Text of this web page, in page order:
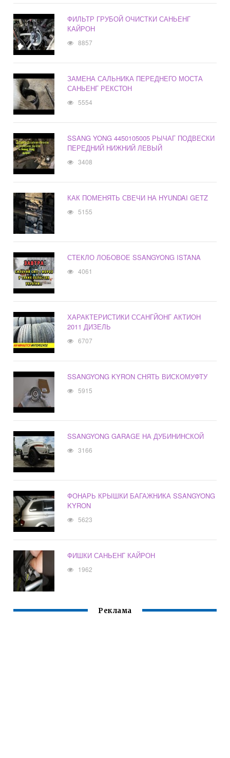
ФИЛЬТР ГРУБОЙ ОЧИСТКИ САНЬЕНГ
КАЙРОН
8857
ЗАМЕНА САЛЬНИКА ПЕРЕДНЕГО МОСТА
САНЬЕНГ РЕКСТОН
5554
SSANG YONG 4450105005 РЫЧАГ ПОДВЕСКИ
ПЕРЕДНИЙ НИЖНИЙ ЛЕВЫЙ
3408
КАК ПОМЕНЯТЬ СВЕЧИ НА HYUNDAI GETZ
5155
СТЕКЛО ЛОБОВОЕ SSANGYONG ISTANA
4061
ХАРАКТЕРИСТИКИ ССАНГЙОНГ АКТИОН
2011 ДИЗЕЛЬ
6707
SSANGYONG KYRON СНЯТЬ ВИСКОМУФТУ
5915
SSANGYONG GARAGE НА ДУБИНИНСКОЙ
3166
ФОНАРЬ КРЫШКИ БАГАЖНИКА SSANGYONG
KYRON
5623
ФИШКИ САНЬЕНГ КАЙРОН
1962
Реклама